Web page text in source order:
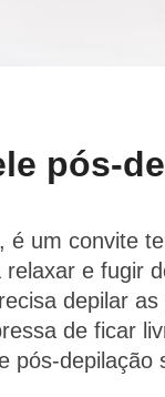
pós-
um convite
e fugir
depilar
de ficar
pós-depilação